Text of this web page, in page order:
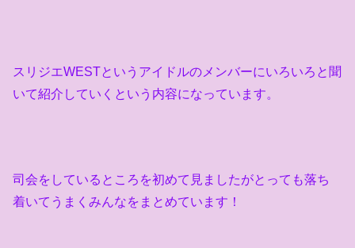
スリジエWESTというアイドルのメンバーにいろいろと聞
いて紹介していくという内容になっています。
司会をしているところを初めて見ましたがとっても落ち
着いてうまくみんなをまとめています！